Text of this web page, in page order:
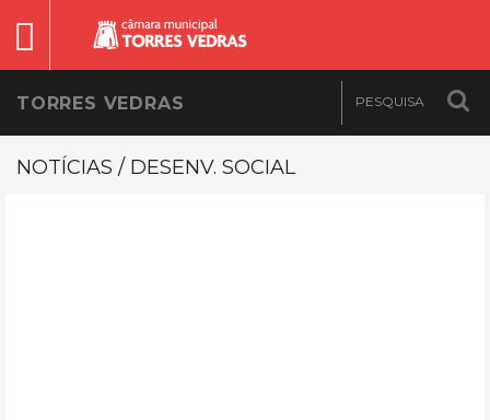
TORRES VEDRAS
NOTÍCIAS / DESENV. SOCIAL